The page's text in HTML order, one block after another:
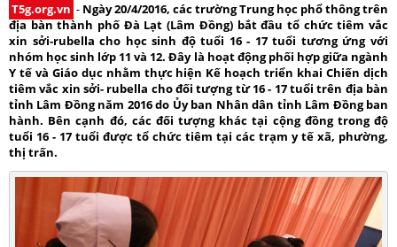
T5g.org.vn - Ngày 20/4/2016, các trường Trung học phổ thông trên
địa bàn thành phố Đà Lạt (Lâm Đồng) bắt đầu tổ chức tiêm vắc
xin sởi-rubella cho học sinh độ tuổi 16 - 17 tuổi tương ứng với
nhóm học sinh lớp 11 và 12. Đây là hoạt động phối hợp giữa ngành
Y tế và Giáo dục nhằm thực hiện Kế hoạch triển khai Chiến dịch
tiêm vắc xin sởi- rubella cho đối tượng từ 16 - 17 tuổi trên địa bàn
tỉnh Lâm Đồng năm 2016 do Ủy ban Nhân dân tỉnh Lâm Đồng ban
hành. Bên cạnh đó, các đối tượng khác tại cộng đồng trong độ
tuổi 16 - 17 tuổi được tổ chức tiêm tại các trạm y tế xã, phường,
thị trấn.